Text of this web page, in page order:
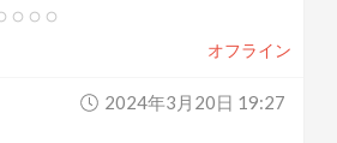
オフライン
2024年3月20日 19:27